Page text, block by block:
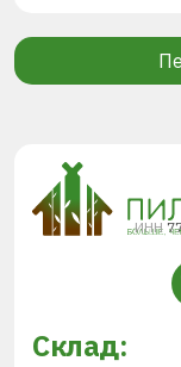
ИНН
Склад: